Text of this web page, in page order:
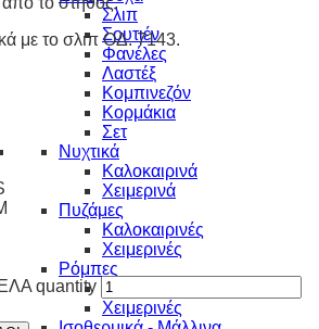
Σλιπ
Σουτιέν
Φανέλες
Λαστέξ
Κομπινεζόν
Κορμάκια
Σετ
Νυχτικά
Καλοκαιρινά
Χειμερινά
Πυζάμες
Καλοκαιρινές
Χειμερινές
Ρόμπες
Καλοκαιρινές
Χειμερινές
με το σλιπ ΟΔ. 7143.
quantity